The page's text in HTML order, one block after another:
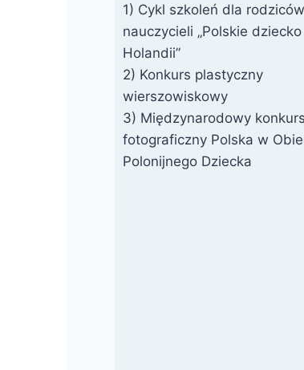
1) Cykl szkoleń dla
nauczycieli „Polskie
Holandii”
2) Konkurs plastyczny
wierszowiskowy
3) Międzynarodowy konkurs
fotograficzny Polska w
Polonijnego Dziecka